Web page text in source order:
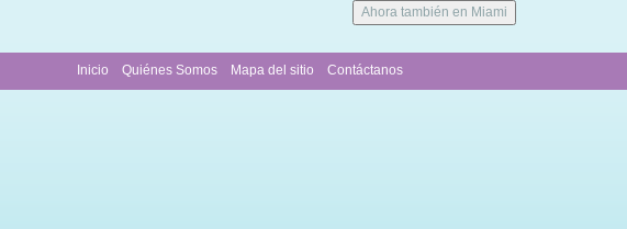
Ahora también en Miami
Contáctanos
Mapa del sitio
Quiénes Somos
Inicio